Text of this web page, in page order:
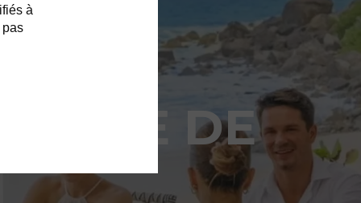
ISLE DE
à
pas